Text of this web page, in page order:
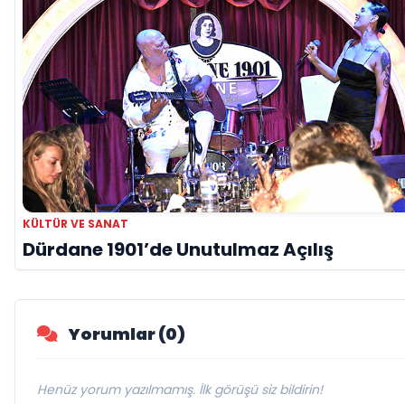
KÜLTÜR VE SANAT
Dürdane 1901’de Unutulmaz Açılış
Yorumlar (0)
Henüz yorum yazılmamış. İlk görüşü siz bildirin!